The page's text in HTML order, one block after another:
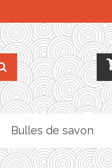
Bulles de savon